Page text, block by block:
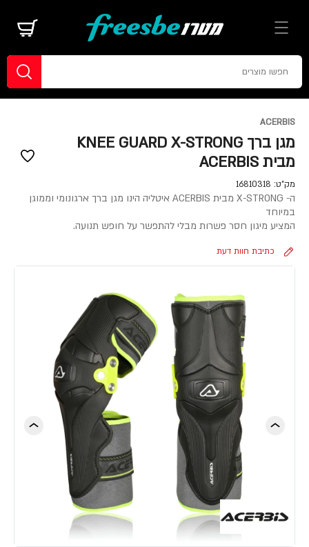
ACERBIS
מגן ברך KNEE GUARD X-STRONG
מבית ACERBIS
מק"ט: 16810318
ה- X-STRONG מבית ACERBIS איטליה הינו מגן ברך ארגונומי וממוגן
במיוחד
המציע מיגון חסר פשרות מבלי להתפשר על חופש תנועה.
כתיבת חוות דעת